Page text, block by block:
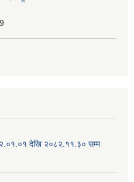
देखि २०८२.११.३० सम्म